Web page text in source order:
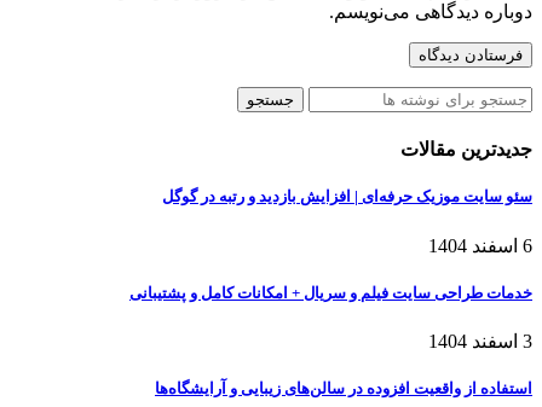
دوباره دیدگاهی می‌نویسم.
جستجو
جدیدترین مقالات
سئو سایت موزیک حرفه‌ای | افزایش بازدید و رتبه در گوگل
6 اسفند 1404
خدمات طراحی سایت فیلم و سریال + امکانات کامل و پشتیبانی
3 اسفند 1404
استفاده از واقعیت افزوده در سالن‌های زیبایی و آرایشگاه‌ها